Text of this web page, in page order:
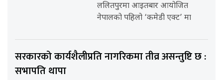
ललितपुरमा आइतबार आयोजित
नेपालको पहिलो ‘कमेडी एक्ट’ मा
सरकारको कार्यशैलीप्रति नागरिकमा तीव्र असन्तुष्टि छ :
सभापति थापा